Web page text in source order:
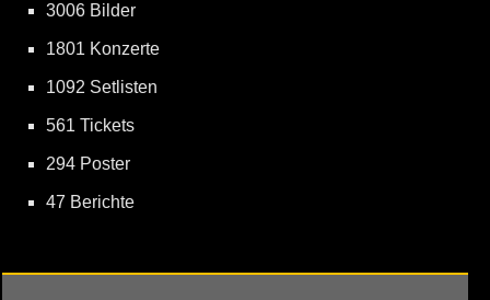
3006 Bilder
1801 Konzerte
1092 Setlisten
561 Tickets
294 Poster
47 Berichte